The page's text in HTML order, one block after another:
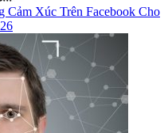
Xúc Trên Facebook Cho